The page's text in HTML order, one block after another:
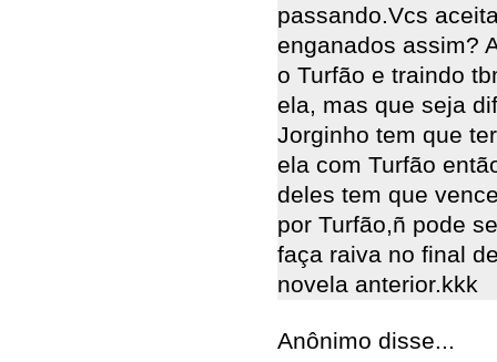
passando.Vcs
enganados assim?
o Turfão e traindo
ela, mas que seja
Jorginho tem que
ela com Turfão
deles tem que
por Turfão,ñ pode
faça raiva no final
novela anterior.kkk
Anônimo disse...